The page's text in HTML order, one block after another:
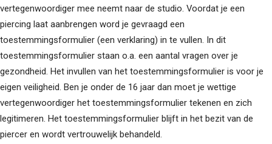
vertegenwoordiger mee neemt naar de studio. Voordat je een
piercing laat aanbrengen word je gevraagd een
toestemmingsformulier (een verklaring) in te vullen. In dit
toestemmingsformulier staan o.a. een aantal vragen over je
gezondheid. Het invullen van het toestemmingsformulier is voor je
eigen veiligheid. Ben je onder de 16 jaar dan moet je wettige
vertegenwoordiger het toestemmingsformulier tekenen en zich
legitimeren. Het toestemmingsformulier blijft in het bezit van de
piercer en wordt vertrouwelijk behandeld.